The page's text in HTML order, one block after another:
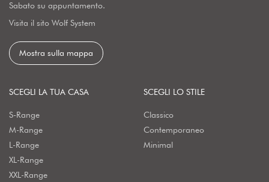
Sabato su appuntamento.
Visita il sito Wolf System
Mostra sulla mappa
SCEGLI LA TUA CASA
S-Range
M-Range
L-Range
XL-Range
XXL-Range
SCEGLI LO STILE
Classico
Contemporaneo
Minimal